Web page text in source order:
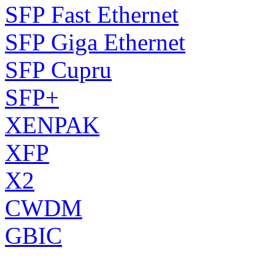
SFP Fast Ethernet
SFP Giga Ethernet
SFP Cupru
SFP+
XENPAK
XFP
X2
CWDM
GBIC